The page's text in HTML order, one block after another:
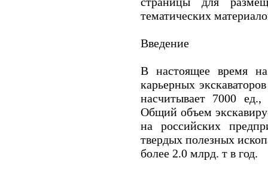
тематических
Введение
В настоящее время
карьерных
насчитывает 7000
Общий объем
на российских
твердых полезных
более 2.0 млрд. т в год.